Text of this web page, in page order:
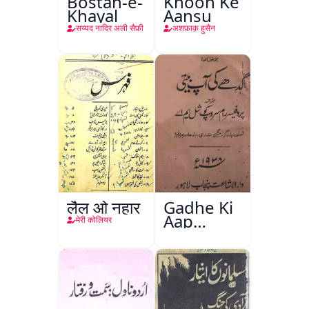
Khayal
सय्यद नादिर अली सैफ़ी
Aansu
अशफ़ाक़ हुसैन
लैल ओ नहार
मेरी कोलियर
Gadhe Ki
Aap
Beetee